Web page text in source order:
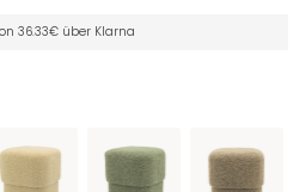
36.33€ über Klarna